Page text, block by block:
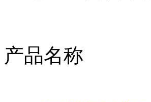
产品名称